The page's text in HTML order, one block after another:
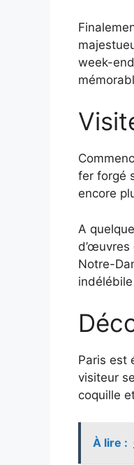
week-
fer forgé
encore
A
d’œuvres
Notre-
Paris est
visiteur
coquille
À lire :